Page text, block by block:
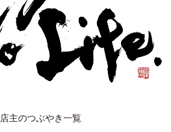
店主のつぶやき一覧